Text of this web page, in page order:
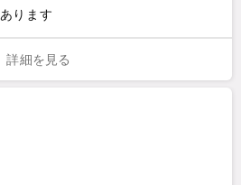
あります
詳細を見る